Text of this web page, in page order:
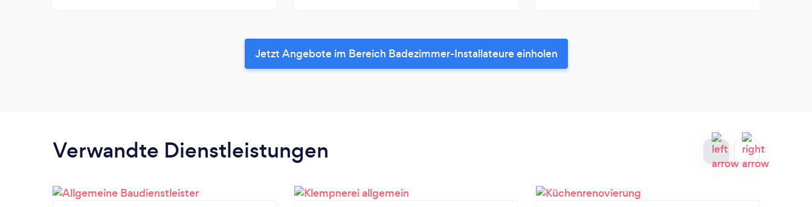
Jetzt Angebote im Bereich Badezimmer-Installateure einholen
Verwandte Dienstleistungen